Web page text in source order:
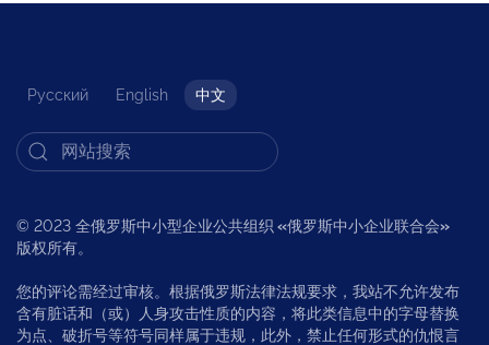
Русский English 中文
© 2023 全俄罗斯中小型企业公共组织 «俄罗斯中小企业联合会»
版权所有。
您的评论需经过审核。根据俄罗斯法律法规要求，我站不允许发布
含有脏话和（或）人身攻击性质的内容，将此类信息中的字母替换
为点、破折号等符号同样属于违规，此外，禁止任何形式的仇恨言